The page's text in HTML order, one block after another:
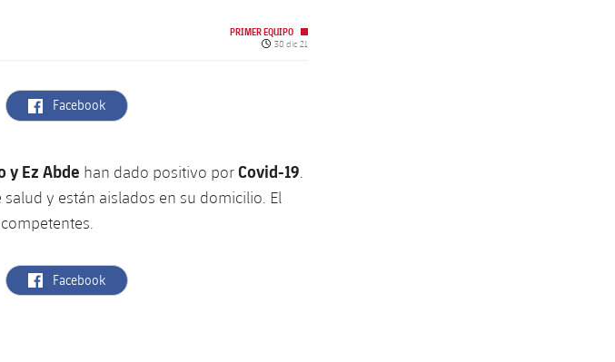
PRIMER EQUIPO
Fecha de publicación
30 dic 21
label.aria.facebook
Facebook
y Ez Abde han dado positivo por Covid-19
y están aislados en su domicilio. El
label.aria.facebook
Facebook